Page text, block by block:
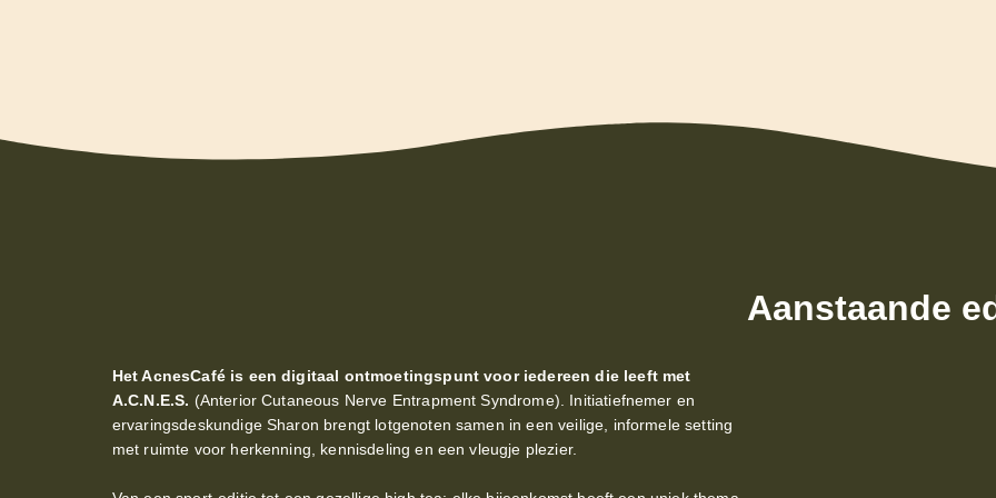
Het AcnesCafé is een digitaal ontmoetingspunt voor iedereen die leeft met
A.C.N.E.S. (Anterior Cutaneous Nerve Entrapment Syndrome). Initiatiefnemer en
ervaringsdeskundige Sharon brengt lotgenoten samen in een veilige, informele setting
met ruimte voor herkenning, kennisdeling en een vleugje plezier.
Aanstaande